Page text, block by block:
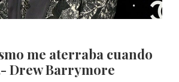
me aterraba cuando
Drew Barrymore